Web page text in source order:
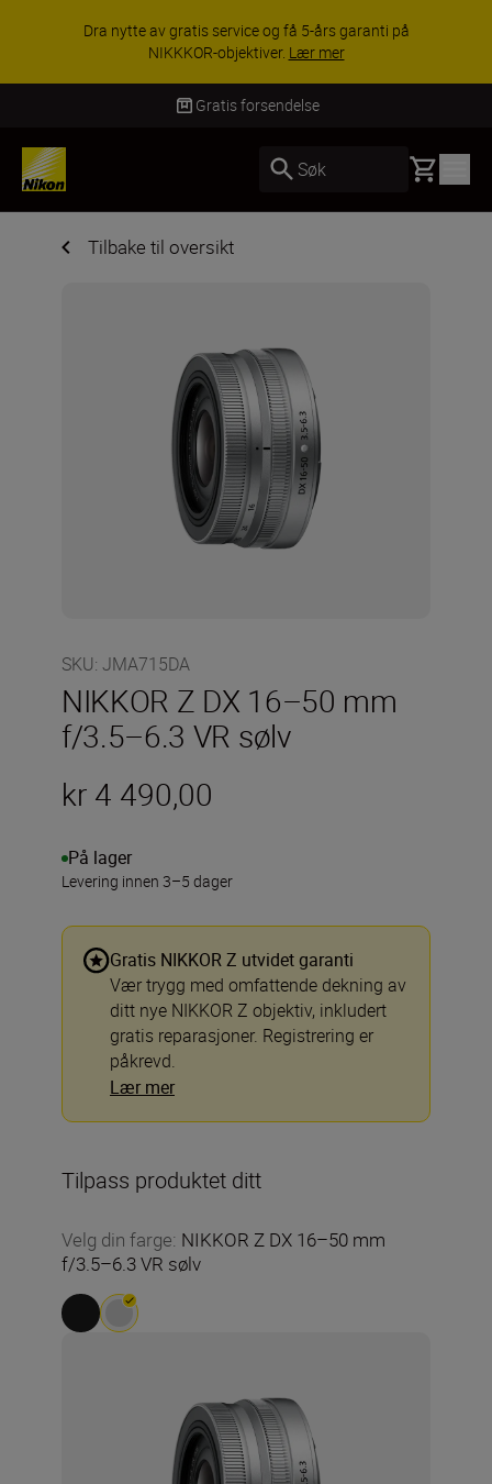
ACCESSORY SAVINGS | Få 15 % rabatt på
utvalgt tilbehør, gjør fotoutstyret komplett i dag.
KJØP NÅ
Gratis forsendelse
Søk Basket
Tilbake til oversikt
SKU: JMA715DA
NIKKOR Z DX 16–50 mm
f/3.5–6.3 VR sølv
kr 4 490,00
På lager
Levering innen 3–5 dager
Gratis NIKKOR Z utvidet garanti
Vær trygg med omfattende dekning av
ditt nye NIKKOR Z objektiv, inkludert
gratis reparasjoner. Registrering er
påkrevd.
Lær mer
Tilpass produktet ditt
Velg din farge: NIKKOR Z DX 16–50 mm
f/3.5–6.3 VR sølv